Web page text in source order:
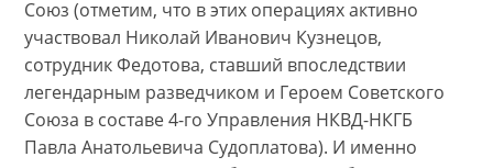
Союз (отметим, что в этих операциях активно
участвовал Николай Иванович Кузнецов,
сотрудник Федотова, ставший впоследствии
легендарным разведчиком и Героем Советского
Союза в составе 4-го Управления НКВД-НКГБ
Павла Анатольевича Судоплатова). И именно